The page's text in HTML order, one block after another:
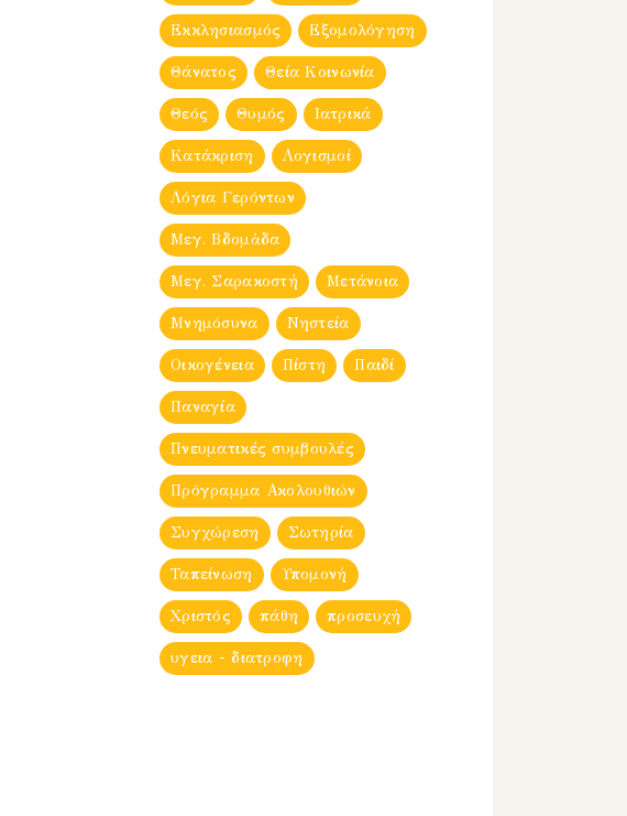
Εκκλησιασμός Εξομολόγηση
Θάνατος Θεία Κοινωνία
Θεός Θυμός Ιατρικά
Κατάκριση Λογισμοί
Λόγια Γερόντων
Μεγ. Βδομἀδα
Μεγ. Σαρακοστή Μετάνοια
Μνημόσυνα Νηστεία
Οικογένεια Πίστη Παιδί
Παναγία
Πνευματικές συμβουλές
Πρόγραμμα Ακολουθιών
Συγχώρεση Σωτηρία
Ταπείνωση Υπομονή
Χριστός πάθη προσευχή
υγεια - διατροφη